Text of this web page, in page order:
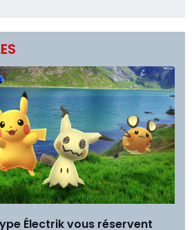
Électrik vous réservent